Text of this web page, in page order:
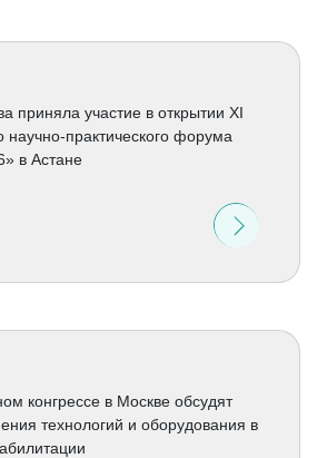
приняла участие в открытии XI
практического форума
в Астане
конгрессе в Москве обсудят
технологий и оборудования в